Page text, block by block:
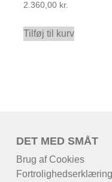
2.360,00 kr.
Tilføj til kurv
DET MED SMÅT
Brug af Cookies
Fortrolighedserklæring